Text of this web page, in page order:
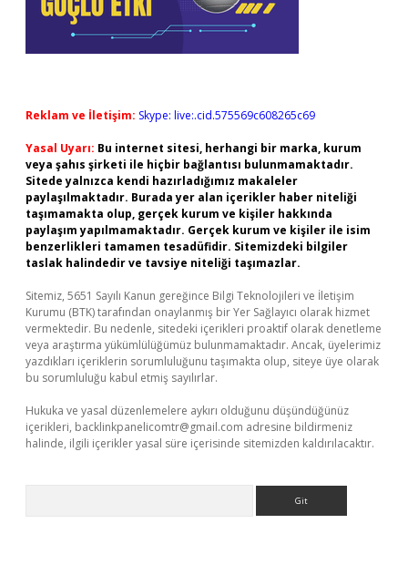
Reklam ve İletişim: Skype: live:.cid.575569c608265c69
Yasal Uyarı: Bu internet sitesi, herhangi bir marka, kurum
veya şahıs şirketi ile hiçbir bağlantısı bulunmamaktadır.
Sitede yalnızca kendi hazırladığımız makaleler
paylaşılmaktadır. Burada yer alan içerikler haber niteliği
taşımamakta olup, gerçek kurum ve kişiler hakkında
paylaşım yapılmamaktadır. Gerçek kurum ve kişiler ile isim
benzerlikleri tamamen tesadüfidir. Sitemizdeki bilgiler
taslak halindedir ve tavsiye niteliği taşımazlar.
Sitemiz, 5651 Sayılı Kanun gereğince Bilgi Teknolojileri ve İletişim
Kurumu (BTK) tarafından onaylanmış bir Yer Sağlayıcı olarak hizmet
vermektedir. Bu nedenle, sitedeki içerikleri proaktif olarak denetleme
veya araştırma yükümlülüğümüz bulunmamaktadır. Ancak, üyelerimiz
yazdıkları içeriklerin sorumluluğunu taşımakta olup, siteye üye olarak
bu sorumluluğu kabul etmiş sayılırlar.
Hukuka ve yasal düzenlemelere aykırı olduğunu düşündüğünüz
içerikleri, backlinkpanelicomtr@gmail.com adresine bildirmeniz
halinde, ilgili içerikler yasal süre içerisinde sitemizden kaldırılacaktır.